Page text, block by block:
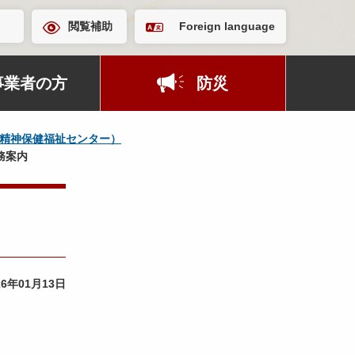
閲覧補助 Foreign language
業者の方 防災
神保健福祉センター）
案内
年01月13日